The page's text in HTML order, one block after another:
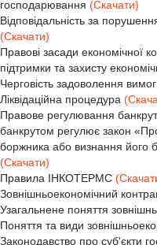
господарювання (Скачати)
Відповідальність за
(Скачати)
Правові засади економічної
підтримки та захисту
Черговість задоволення
Ліквідаційна процедура
Правове регулювання
банкрутом регулює закон
боржника або визнання його
(Скачати)
Правила ІНКОТЕРМС
Зовнішньоекономічний
Узагальнене поняття
Поняття та види
Законодавство про суб'єкти